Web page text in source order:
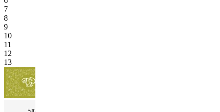
7
8
9
10
11
12
13